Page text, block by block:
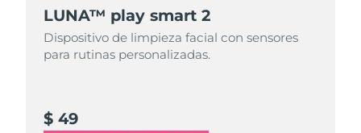
LUNA™ play smart 2
Dispositivo de limpieza facial con sensores
para rutinas personalizadas.
$ 49